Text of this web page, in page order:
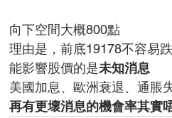
向下空間大概800點
理由是，前底19178不容易
能影響股價的是未知消息
美國加息、歐洲衰退、通脹
再有更壞消息的機會率其實